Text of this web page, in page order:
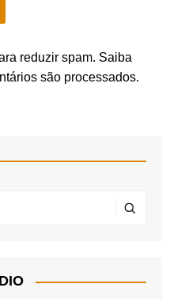
reduzir spam. Saiba
são processados.